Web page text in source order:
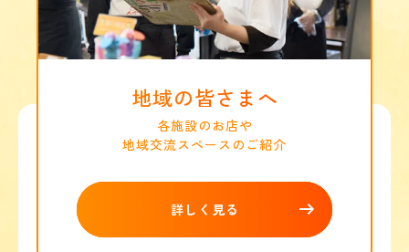
地域の皆さまへ
各施設のお店や
地域交流スペースのご紹介
詳しく見る